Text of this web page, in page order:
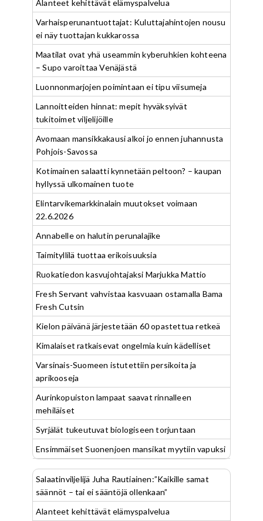
Alanteet kehittävät elämyspalvelua
Varhaisperunantuottajat: Kuluttajahintojen nousu
ei näy tuottajan kukkarossa
Maatilat ovat yhä useammin kyberuhkien kohteena
– Supo varoittaa Venäjästä
Luonnonmarjojen poimintaan ei tipu viisumeja
Lannoitteiden hinnat: mepit hyväksyivät
tukitoimet viljelijöille
Avomaan mansikkakausi alkoi jo ennen juhannusta
Pohjois-Savossa
Kotimainen salaatti kynnetään peltoon? – kaupan
hyllyssä ulkomainen tuote
Elintarvikemarkkinalain muutokset voimaan
22.6.2026
Annabelle on halutin perunalajike
Taimityllilä tuottaa erikoisuuksia
Ruokatiedon kasvujohtajaksi Marjukka Mattio
Fresh Servant vahvistaa kasvuaan ostamalla Bama
Fresh Cutsin
Kielon päivänä järjestetään 60 opastettua retkeä
Kimalaiset ratkaisevat ongelmia kuin kädelliset
Varsinais-Suomeen istutettiin persikoita ja
aprikooseja
Aurinkopuiston lampaat saavat rinnalleen
mehiläiset
Syrjälät tukeutuvat biologiseen torjuntaan
Ensimmäiset Suonenjoen mansikat myytiin vapuksi
Salaatinviljelijä Juha Rautiainen:”Kaikille samat
säännöt – tai ei sääntöjä ollenkaan”
Alanteet kehittävät elämyspalvelua